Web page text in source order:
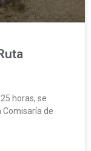
horas, se
Comisaría de